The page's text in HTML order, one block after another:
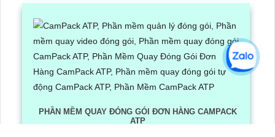
PHẦN MỀM QUAY ĐÓNG GÓI ĐƠN HÀNG CAMPACK
ATP